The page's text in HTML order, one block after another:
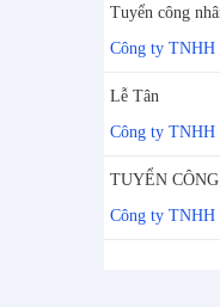
Tuyển công
Công ty TNHH
Lễ Tân
Công ty
TUYỂN
Công ty TNHH